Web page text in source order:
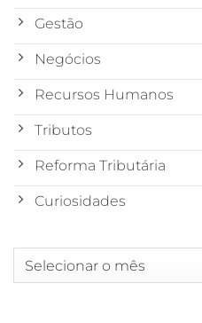
Gestão
Negócios
Recursos Humanos
Tributos
Reforma Tributária
Curiosidades
Arquivos